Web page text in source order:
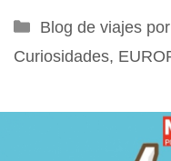
Categorías
Blog de viajes
Curiosidades,